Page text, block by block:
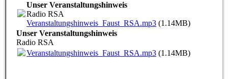
Unser Veranstaltungshinweis
Radio RSA
Veranstaltungshinweis_Faust_RSA.mp3 (1.14MB)
Unser Veranstaltungshinweis
Radio RSA
Veranstaltungshinweis_Faust_RSA.mp3 (1.14MB)